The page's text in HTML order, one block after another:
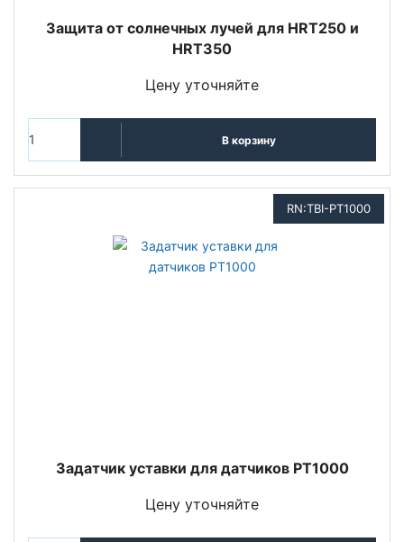
Защита от солнечных лучей для HRT250 и
HRT350
Цену уточняйте
В корзину
RN:TBI-PT1000
Задатчик уставки для датчиков РТ1000
Цену уточняйте